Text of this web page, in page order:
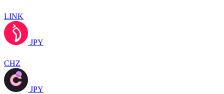
LINK
JPY
CHZ
JPY